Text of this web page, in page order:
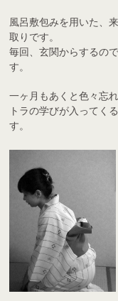
風呂敷包みを用いた、
取りです。
毎回、玄関からするの
す。
一ヶ月もあくと色々忘
トラの学びが入って
す。